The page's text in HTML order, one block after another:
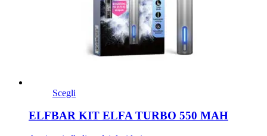
Scegli
ELFBAR KIT ELFA TURBO 550 MAH